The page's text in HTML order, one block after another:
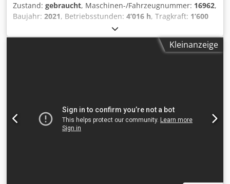
Zustand: gebraucht, Maschinen-/Fahrzeugnummer: 16962,
Baujahr: 2021, Betriebsstunden: 4’016 h, Tragkraft: 1’600
, Freihub:
Lastschwerpunkt:600 mm, Kraftstofftyp:elektrisch,
, Batteriespannung:
Kleinanzeige